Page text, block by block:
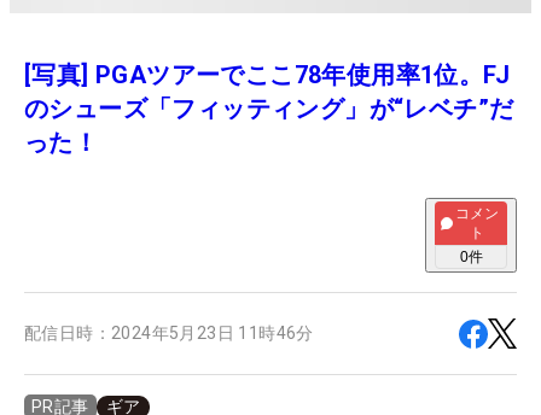
[写真] PGAツアーでここ78年使用率1位。FJ
のシューズ「フィッティング」が“レベチ”だ
った！
コメン
ト
0件
配信日時： 2024年5月23日 11時46分
PR記事 ギア